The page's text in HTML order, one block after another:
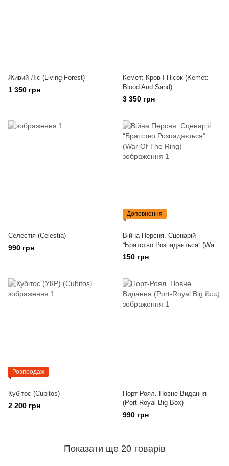
Живий Ліс (Living Forest)
1 350 грн
Кемет: Кров І Пісок (Kemet:
Blood And Sand)
3 350 грн
Селестія (Celestia)
990 грн
Доповнення
Війна Персня. Сценарій
“Братство Розпадається” (War
Of The Ring)
150 грн
Розпродаж
Кубітос (Cubitos)
2 200 грн
Порт-Роял. Повне Видання
(Port-Royal Big Box)
990 грн
Показати ще 20 товарів